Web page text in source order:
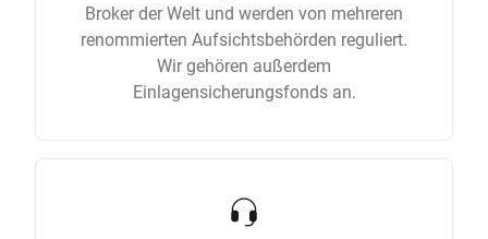
Broker der Welt und werden von mehreren
renommierten Aufsichtsbehörden reguliert.
Wir gehören außerdem
Einlagensicherungsfonds an.